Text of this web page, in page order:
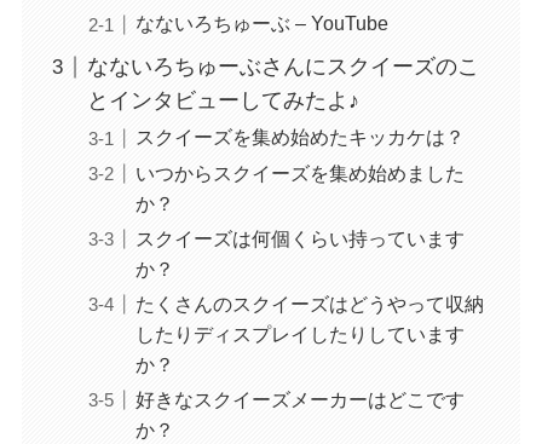
なないろちゅーぶ – YouTube
なないろちゅーぶさんにスクイーズのこ
とインタビューしてみたよ♪
スクイーズを集め始めたキッカケは？
いつからスクイーズを集め始めました
か？
スクイーズは何個くらい持っています
か？
たくさんのスクイーズはどうやって収納
したりディスプレイしたりしています
か？
好きなスクイーズメーカーはどこです
か？